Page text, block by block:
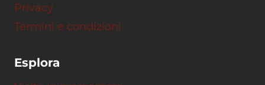
Privacy
Termini e condizioni
Esplora